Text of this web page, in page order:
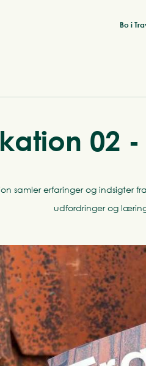
Bo i
02
samler erfaringer og indsigter
udfordringer og